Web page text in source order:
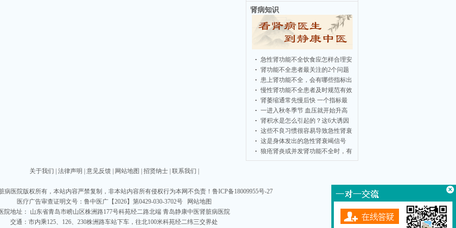
肾病知识
急性肾功能不全饮食应怎样合理安
肾功能不全患者最关注的2个问题
患上肾功能不全，会有哪些指标出
慢性肾功能不全患者及时规范有效
肾萎缩通常先慢后快 一个指标最
一进入秋冬季节 血压就开始升高
肾积水是怎么引起的？这6大诱因
这些不良习惯很容易导致急性肾衰
这是身体发出的急性肾衰竭信号
狼疮肾炎或并发肾功能不全时，有
关于我们 法律声明 意见反馈| 网站地图 招贤纳士| 联系我们
病医院版权所有，本站内容严禁复制，非本站内容所有侵权行为本网不负责！ 鲁ICP备18009955号-27
医疗广告审查证明文号： 鲁中医广【2026】第0429-030-3702号
网站地图
院地址： 山东省青岛市崂山区株洲路177号科苑经二路北端 青岛静康中医肾脏病医院
交通：市内乘125、126、230株洲路车站下车，往北100米科苑经二纬三交界处